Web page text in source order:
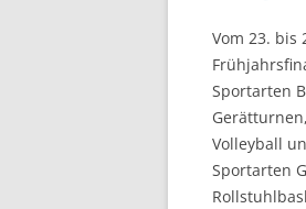
Vom 23. bis
Sportarten
Volleyball
Sportarten